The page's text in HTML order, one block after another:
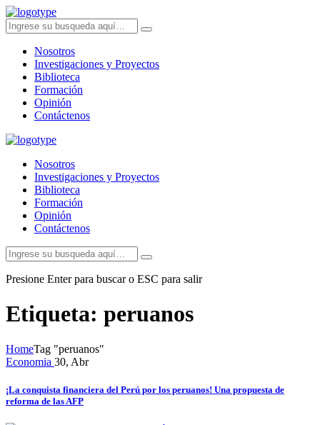
Nosotros
Investigaciones y Proyectos
Biblioteca
Formación
Opinión
Contáctenos
Nosotros
Investigaciones y Proyectos
Biblioteca
Formación
Opinión
Contáctenos
Presione Enter para buscar o ESC para salir
Etiqueta: peruanos
HomeTag "peruanos"
Economia 30, Abr
¡La conquista financiera del Perú por los peruanos! Una propuesta de
reforma de las AFP